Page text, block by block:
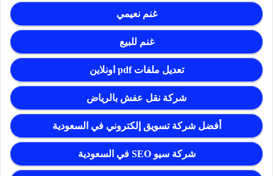
غنم نعيمي
غنم للبيع
تعديل ملفات pdf اونلاين
شركة نقل عفش بالرياض
أفضل شركة تسويق إلكتروني في السعودية
شركة سيو SEO في السعودية